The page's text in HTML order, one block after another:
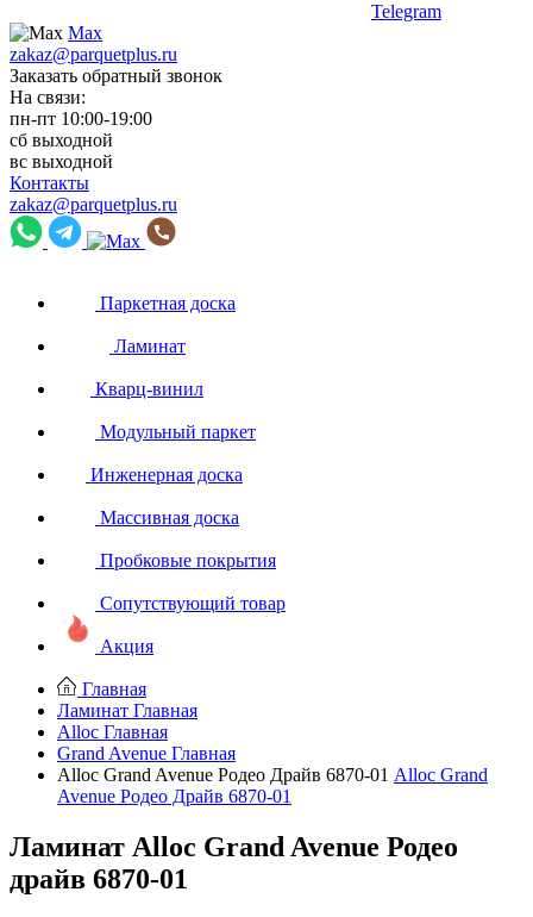
Telegram
Max
zakaz@parquetplus.ru
Заказать обратный звонок
На связи:
пн-пт 10:00-19:00
сб выходной
вс выходной
Контакты
zakaz@parquetplus.ru
Паркетная доска
Ламинат
Кварц-винил
Модульный паркет
Инженерная доска
Массивная доска
Пробковые покрытия
Сопутствующий товар
Акция
Главная
Ламинат Главная
Alloc Главная
Grand Avenue Главная
Alloc Grand Avenue Родео Драйв 6870-01 Alloc Grand
Avenue Родео Драйв 6870-01
Ламинат Alloc Grand Avenue Родео
драйв 6870-01